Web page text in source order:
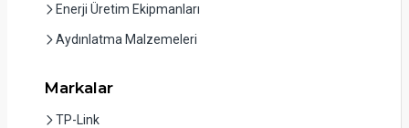
Enerji Üretim Ekipmanları
Aydınlatma Malzemeleri
Markalar
TP-Link